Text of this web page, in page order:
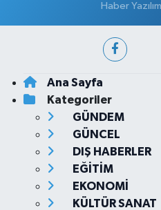
Haber
Ana Sayfa
Kategoriler
GÜNDEM
GÜNCEL
DIŞ HABERLER
EĞİTİM
EKONOMİ
KÜLTÜR SANAT